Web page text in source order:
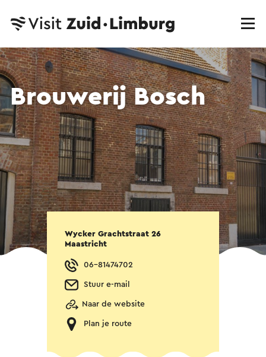
Brouwerij Bosch
Wycker Grachtstraat 26
Maastricht
06-81474702
Stuur e-mail
Naar de website
Plan je route